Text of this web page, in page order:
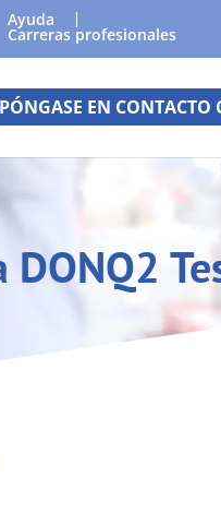
Ayuda
Carreras profesionales
PÓNGASE EN CONTACTO